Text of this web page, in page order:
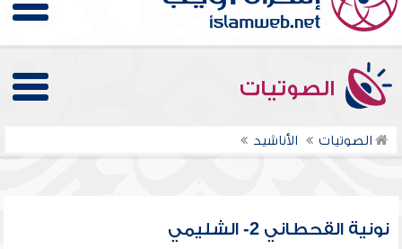
الصوتيات
الصوتيات الأناشيد
نونية القحطاني 2- الشليمي